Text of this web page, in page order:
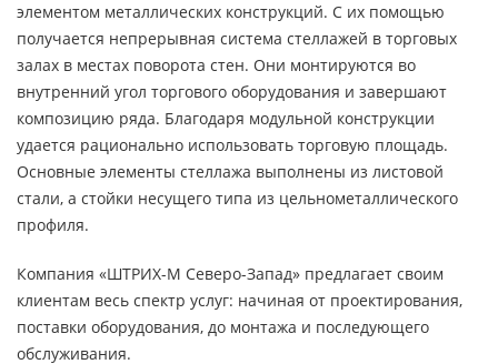
элементом металлических конструкций. С их помощью
получается непрерывная система стеллажей в торговых
залах в местах поворота стен. Они монтируются во
внутренний угол торгового оборудования и завершают
композицию ряда. Благодаря модульной конструкции
удается рационально использовать торговую площадь.
Основные элементы стеллажа выполнены из листовой
стали, а стойки несущего типа из цельнометаллического
профиля.
Компания «ШТРИХ-М Северо-Запад» предлагает своим
клиентам весь спектр услуг: начиная от проектирования,
поставки оборудования, до монтажа и последующего
обслуживания.